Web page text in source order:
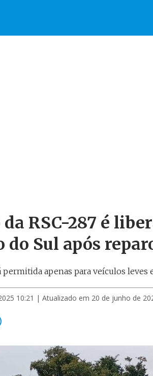
RSC-287 é
do Sul após
permitida apenas para veículos
10:21 | Atualizado em 20 de junho de